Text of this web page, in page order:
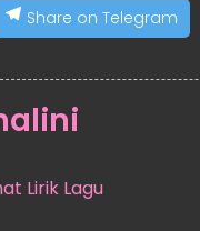
Share on Telegram
Lirik Lagu